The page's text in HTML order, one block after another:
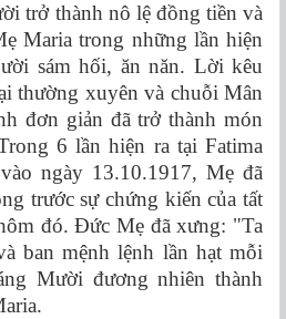
trở thành nô lệ đồng tiền và
Maria trong những lần hiện
sám hối, ăn năn. Lời kêu
thường xuyên và chuỗi Mân
đơn giản đã trở thành món
6 lần hiện ra tại Fatima
ngày 13.10.1917, Mẹ đã
trước sự chứng kiến của tất
đó. Ðức Mẹ đã xưng: "Ta
ban mệnh lệnh lần hạt mỗi
Mười đương nhiên thành